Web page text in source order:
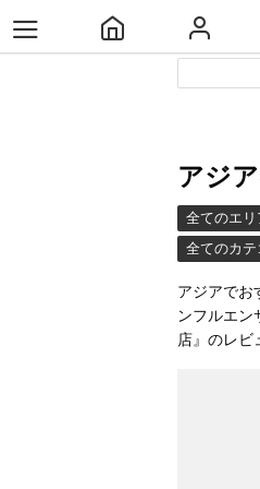
アジ
全てのエリ
全てのカテ
アジアでお
ンフルエン
店』のレビ